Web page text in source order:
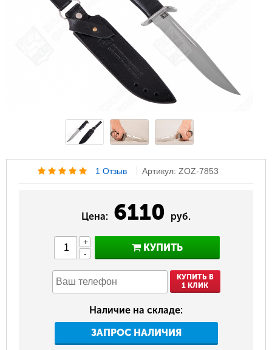
1 Отзыв Артикул: ZOZ-7853
Цена: 6110 руб.
+
-
КУПИТЬ
КУПИТЬ В
1 КЛИК
Наличие на складе:
ЗАПРОС НАЛИЧИЯ